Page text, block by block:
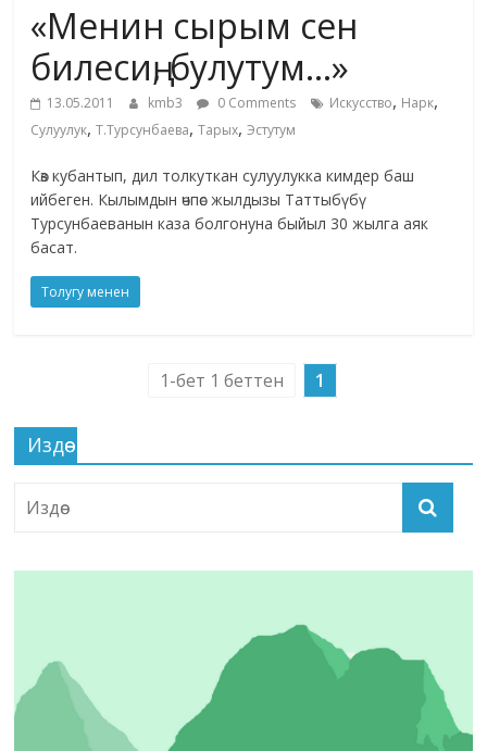
жана
адабияты
«Менин сырым сен
билесиң, булутум…»
13.05.2011 kmb3 0 Comments Искусство, Нарк,
Сулуулук,Т.Турсунбаева,Тарых,Эстутум
Көз кубантып, дил толкуткан сулуулукка кимдер баш
ийбеген. Кылымдын өчпөс жылдызы Таттыбүбү
Турсунбаеванын каза болгонуна быйыл 30 жылга аяк
басат.
Толугу менен
1-бет 1 беттен 1
Издөө